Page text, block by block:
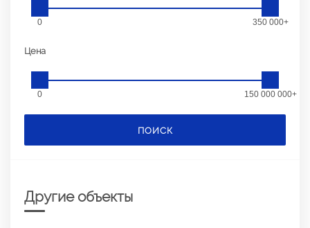
0 350 000+
Цена
0 150 000 000+
ПОИСК
Другие объекты